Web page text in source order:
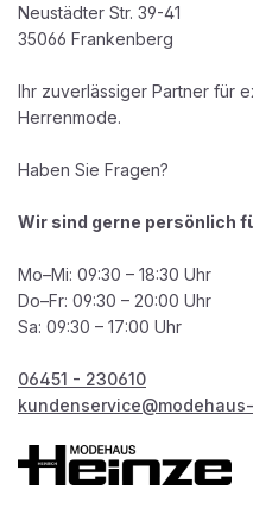
Neustädter Str. 39-41
35066 Frankenberg
Ihr zuverlässiger Partner für
Herrenmode.
Haben Sie Fragen?
Wir sind gerne persönlich
Mo–Mi: 09:30 – 18:30 Uhr
Do–Fr: 09:30 – 20:00 Uhr
Sa: 09:30 – 17:00 Uhr
06451 - 230610